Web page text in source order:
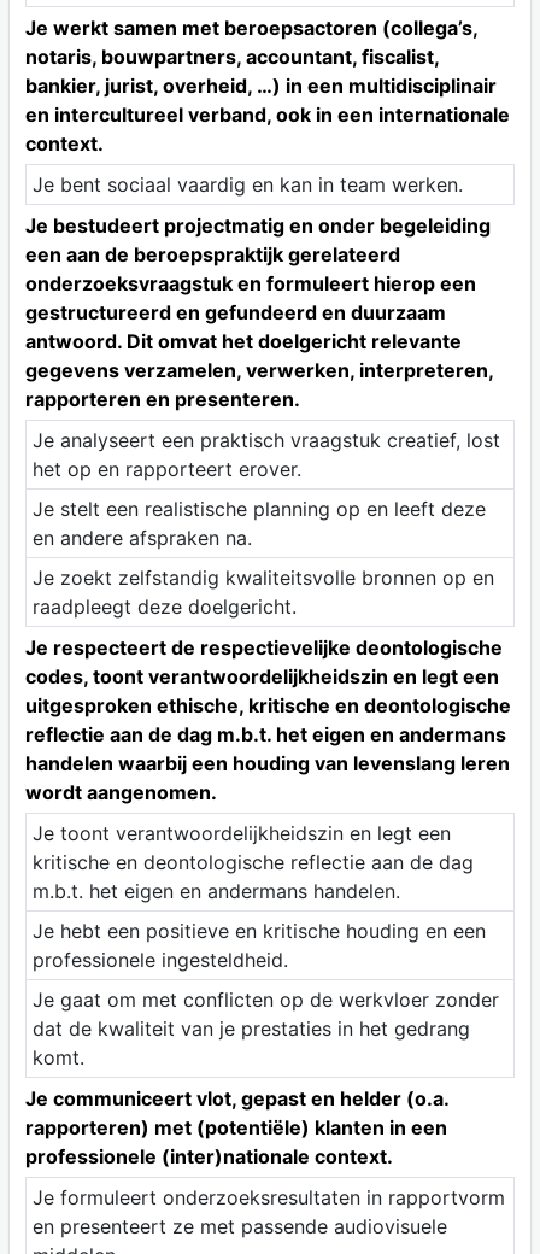
Je werkt samen met beroepsactoren (collega’s,
notaris, bouwpartners, accountant, fiscalist,
bankier, jurist, overheid, …) in een multidisciplinair
en intercultureel verband, ook in een internationale
context.
Je bent sociaal vaardig en kan in team werken.
Je bestudeert projectmatig en onder begeleiding
een aan de beroepspraktijk gerelateerd
onderzoeksvraagstuk en formuleert hierop een
gestructureerd en gefundeerd en duurzaam
antwoord. Dit omvat het doelgericht relevante
gegevens verzamelen, verwerken, interpreteren,
rapporteren en presenteren.
Je analyseert een praktisch vraagstuk creatief, lost
het op en rapporteert erover.
Je stelt een realistische planning op en leeft deze
en andere afspraken na.
Je zoekt zelfstandig kwaliteitsvolle bronnen op en
raadpleegt deze doelgericht.
Je respecteert de respectievelijke deontologische
codes, toont verantwoordelijkheidszin en legt een
uitgesproken ethische, kritische en deontologische
reflectie aan de dag m.b.t. het eigen en andermans
handelen waarbij een houding van levenslang leren
wordt aangenomen.
Je toont verantwoordelijkheidszin en legt een
kritische en deontologische reflectie aan de dag
m.b.t. het eigen en andermans handelen.
Je hebt een positieve en kritische houding en een
professionele ingesteldheid.
Je gaat om met conflicten op de werkvloer zonder
dat de kwaliteit van je prestaties in het gedrang
komt.
Je communiceert vlot, gepast en helder (o.a.
rapporteren) met (potentiële) klanten in een
professionele (inter)nationale context.
Je formuleert onderzoeksresultaten in rapportvorm
en presenteert ze met passende audiovisuele